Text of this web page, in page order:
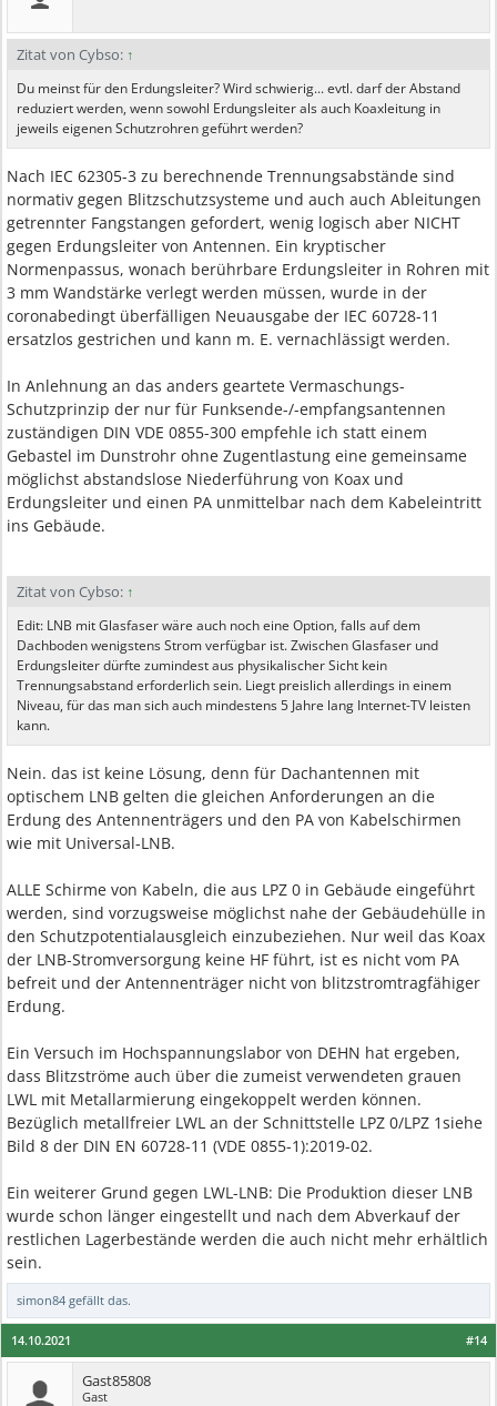
Zitat von Cybso: ↑
Du meinst für den Erdungsleiter? Wird schwierig... evtl. darf der Abstand
reduziert werden, wenn sowohl Erdungsleiter als auch Koaxleitung in
jeweils eigenen Schutzrohren geführt werden?
Nach IEC 62305-3 zu berechnende Trennungsabstände sind
normativ gegen Blitzschutzsysteme und auch auch Ableitungen
getrennter Fangstangen gefordert, wenig logisch aber NICHT
gegen Erdungsleiter von Antennen. Ein kryptischer
Normenpassus, wonach berührbare Erdungsleiter in Rohren mit
3 mm Wandstärke verlegt werden müssen, wurde in der
coronabedingt überfälligen Neuausgabe der IEC 60728-11
ersatzlos gestrichen und kann m. E. vernachlässigt werden.
In Anlehnung an das anders geartete Vermaschungs-
Schutzprinzip der nur für Funksende-/-empfangsantennen
zuständigen DIN VDE 0855-300 empfehle ich statt einem
Gebastel im Dunstrohr ohne Zugentlastung eine gemeinsame
möglichst abstandslose Niederführung von Koax und
Erdungsleiter und einen PA unmittelbar nach dem Kabeleintritt
ins Gebäude.
Zitat von Cybso: ↑
Edit: LNB mit Glasfaser wäre auch noch eine Option, falls auf dem
Dachboden wenigstens Strom verfügbar ist. Zwischen Glasfaser und
Erdungsleiter dürfte zumindest aus physikalischer Sicht kein
Trennungsabstand erforderlich sein. Liegt preislich allerdings in einem
Niveau, für das man sich auch mindestens 5 Jahre lang Internet-TV leisten
kann.
Nein. das ist keine Lösung, denn für Dachantennen mit
optischem LNB gelten die gleichen Anforderungen an die
Erdung des Antennenträgers und den PA von Kabelschirmen
wie mit Universal-LNB.
ALLE Schirme von Kabeln, die aus LPZ 0 in Gebäude eingeführt
werden, sind vorzugsweise möglichst nahe der Gebäudehülle in
den Schutzpotentialausgleich einzubeziehen. Nur weil das Koax
der LNB-Stromversorgung keine HF führt, ist es nicht vom PA
befreit und der Antennenträger nicht von blitzstromtragfähiger
Erdung.
Ein Versuch im Hochspannungslabor von DEHN hat ergeben,
dass Blitzströme auch über die zumeist verwendeten grauen
LWL mit Metallarmierung eingekoppelt werden können.
Bezüglich metallfreier LWL an der Schnittstelle LPZ 0/LPZ 1siehe
Bild 8 der DIN EN 60728-11 (VDE 0855-1):2019-02.
Ein weiterer Grund gegen LWL-LNB: Die Produktion dieser LNB
wurde schon länger eingestellt und nach dem Abverkauf der
restlichen Lagerbestände werden die auch nicht mehr erhältlich
sein.
simon84 gefällt das.
#14
14.10.2021
Gast85808
Gast